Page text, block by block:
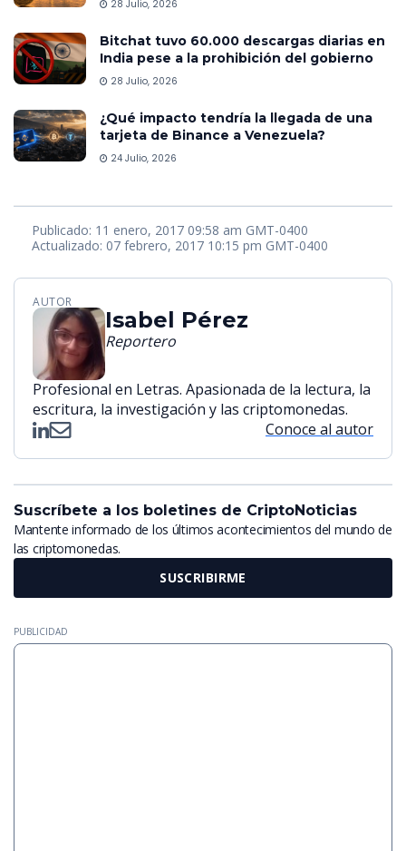
28 Julio, 2026
Bitchat tuvo 60.000 descargas diarias en
India pese a la prohibición del gobierno
28 Julio, 2026
¿Qué impacto tendría la llegada de una
tarjeta de Binance a Venezuela?
24 Julio, 2026
Publicado: 11 enero, 2017 09:58 am GMT-0400
Actualizado: 07 febrero, 2017 10:15 pm GMT-0400
AUTOR
Isabel Pérez
Reportero
Profesional en Letras. Apasionada de la lectura, la
escritura, la investigación y las criptomonedas.
Conoce al autor
Suscríbete a los boletines de CriptoNoticias
Mantente informado de los últimos acontecimientos del mundo de
las criptomonedas.
SUSCRIBIRME
PUBLICIDAD